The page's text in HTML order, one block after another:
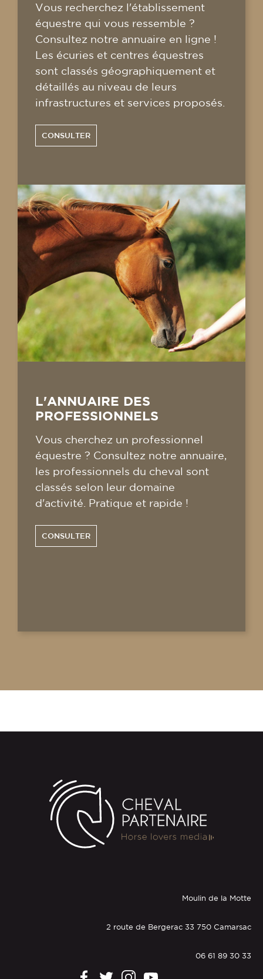
Vous recherchez l'établissement
équestre qui vous ressemble ?
Consultez notre annuaire en ligne !
Les écuries et centres équestres
sont classés géographiquement et
détaillés au niveau de leurs
infrastructures et services proposés.
CONSULTER
L'ANNUAIRE DES
PROFESSIONNELS
Vous cherchez un professionnel
équestre ? Consultez notre annuaire,
les professionnels du cheval sont
classés selon leur domaine
d'activité. Pratique et rapide !
CONSULTER
Moulin de la Motte
2 route de Bergerac 33 750 Camarsac
06 61 89 30 33